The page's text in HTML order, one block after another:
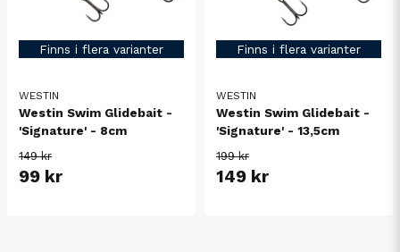
Finns i flera varianter
WESTIN
Westin Swim Glidebait -
'Signature' - 8cm
149 kr
99 kr
Finns i flera varianter
WESTIN
Westin Swim Glidebait -
'Signature' - 13,5cm
199 kr
149 kr